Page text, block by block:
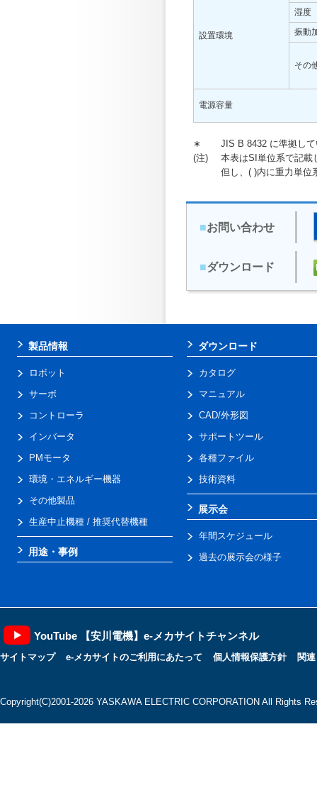
設置環境
湿度
振動
その
電源容量
∗
JIS B 8432 に準拠し
(注)
本表はSI単位系で記載
但し、( )内に重力単位
■お問い合わせ
■ダウンロード
製品情報
ロボット
サーボ
コントローラ
インバータ
PMモータ
環境・エネルギー機器
その他製品
生産中止機種 / 推奨代替機種
用途・事例
ダウンロード
カタログ
マニュアル
CAD/外形図
サポートツール
各種ファイル
技術資料
展示会
年間スケジュール
過去の展示会の様子
YouTube 【安川電機】e-メカサイトチャンネル
サイトマップ e-メカサイトのご利用にあたって 個人情報保護方針 関
Copyright(C)2001‐2026 YASKAWA ELECTRIC CORPORATION All Rights